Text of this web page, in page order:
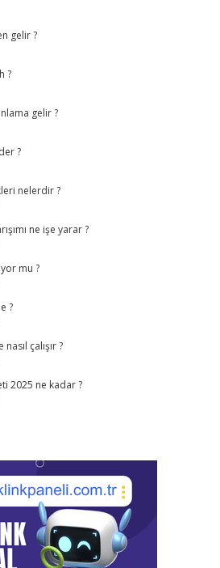
gelir ?
?
gelir ?
?
nelerdir ?
ne işe yarar ?
mu ?
?
çalışır ?
2025 ne kadar ?